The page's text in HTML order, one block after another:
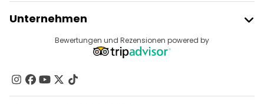
Anbieter-Anmeldung
Affiliate-Programm
Unternehmen
Reiseziele
Kontakt
Gruppen
Bewertungen und Rezensionen powered by